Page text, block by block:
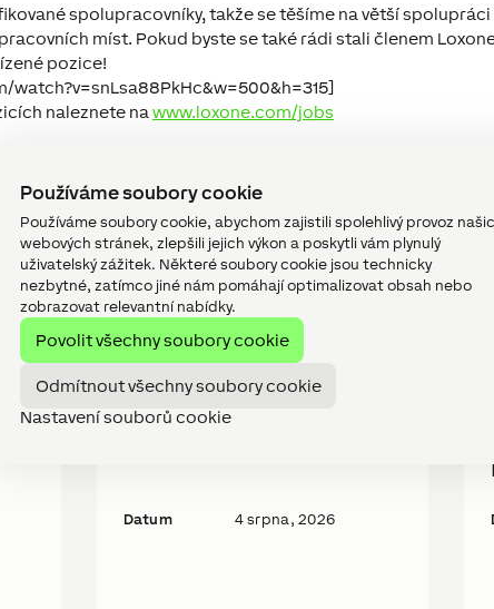
Používáme soubory cookie
Používáme soubory cookie, abychom zajistili spolehlivý provoz
webových stránek, zlepšili jejich výkon a poskytli vám plynulý
uživatelský zážitek. Některé soubory cookie jsou technicky
nezbytné, zatímco jiné nám pomáhají optimalizovat obsah nebo
zobrazovat relevantní nabídky.
Povolit všechny soubory cookie
Odmítnout všechny soubory cookie
Nastavení souborů cookie
spolupracovníky, takže se těšíme na větší spolupráci
míst. Pokud byste se také rádi stali členem
pozice!
naleznete na www.loxone.com/jobs
TECHNOLOGIE
Novinka: Wall Display
Datum 4 srpna, 2026